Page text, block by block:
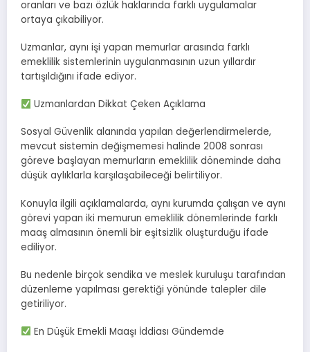
oranları ve bazı özlük haklarında farklı uygulamalar
ortaya çıkabiliyor.
Uzmanlar, aynı işi yapan memurlar arasında farklı
emeklilik sistemlerinin uygulanmasının uzun yıllardır
tartışıldığını ifade ediyor.
Uzmanlardan Dikkat Çeken Açıklama
Sosyal Güvenlik alanında yapılan değerlendirmelerde,
mevcut sistemin değişmemesi halinde 2008 sonrası
göreve başlayan memurların emeklilik döneminde daha
düşük aylıklarla karşılaşabileceği belirtiliyor.
Konuyla ilgili açıklamalarda, aynı kurumda çalışan ve aynı
görevi yapan iki memurun emeklilik dönemlerinde farklı
maaş almasının önemli bir eşitsizlik oluşturduğu ifade
ediliyor.
Bu nedenle birçok sendika ve meslek kuruluşu tarafından
düzenleme yapılması gerektiği yönünde talepler dile
getiriliyor.
En Düşük Emekli Maaşı İddiası Gündemde